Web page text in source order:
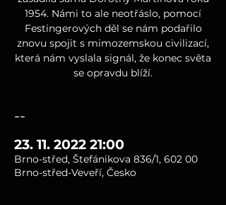
1954. Námi to ale neotřáslo, pomocí
Festingerových děl se nám podařilo
znovu spojit s mimozemskou civilizací,
která nám vyslala signál, že konec světa
se opravdu blíží.
--
23. 11. 2022 21:00
Brno-střed, Štefánikova 836/1, 602 00
Brno-střed-Veveří, Česko